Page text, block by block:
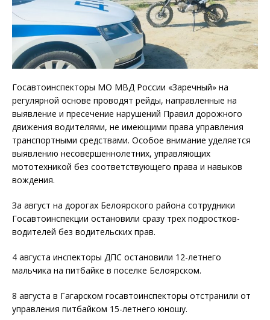
Госавтоинспекторы МО МВД России «Заречный» на
регулярной основе проводят рейды, направленные на
выявление и пресечение нарушений Правил дорожного
движения водителями, не имеющими права управления
транспортными средствами. Особое внимание уделяется
выявлению несовершеннолетних, управляющих
мототехникой без соответствующего права и навыков
вождения.
За август на дорогах Белоярского района сотрудники
Госавтоинспекции остановили сразу трех подростков-
водителей без водительских прав.
4 августа инспекторы ДПС остановили 12-летнего
мальчика на питбайке в поселке Белоярском.
8 августа в Гагарском госавтоинспекторы отстранили от
управления питбайком 15-летнего юношу.